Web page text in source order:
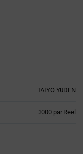
TAIYO YUDEN
3000 par Reel